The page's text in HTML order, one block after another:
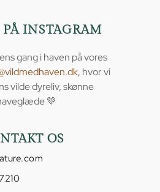
INSTAGRAM
gang i haven på vores
, hvor vi
vilde dyreliv, skønne
💚
OS